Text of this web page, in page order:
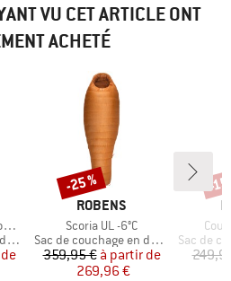
VU CET ARTICLE ONT
ACHETÉ
MARQUE
ROBENS
Article
Scoria UL -6°C
Product group
Sac de couchage en duvet
Prix
359,95 € Prix réduit
à partir de
269,96 €
Remise
-25 %
Product
Sac de
-